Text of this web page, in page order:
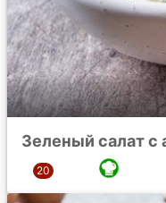
Зеленый салат с